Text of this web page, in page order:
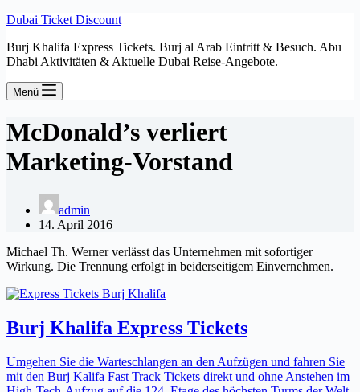
Dubai Ticket Discount
Burj Khalifa Express Tickets. Burj al Arab Eintritt & Besuch. Abu
Dhabi Aktivitäten & Aktuelle Dubai Reise-Angebote.
Menü
McDonald’s verliert
Marketing-Vorstand
admin
14. April 2016
Michael Th. Werner verlässt das Unternehmen mit sofortiger
Wirkung. Die Trennung erfolgt in beiderseitigem Einvernehmen.
Burj Khalifa Express Tickets
Umgehen Sie die Warteschlangen an den Aufzügen und fahren Sie
mit den Burj Kalifa Fast Track Tickets direkt und ohne Anstehen im